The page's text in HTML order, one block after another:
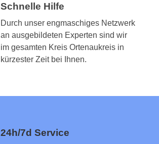
Schnelle Hilfe
Durch unser engmaschiges Netzwerk
an ausgebildeten Experten sind wir
im gesamten Kreis Ortenaukreis in
kürzester Zeit bei Ihnen.
24h/7d Service